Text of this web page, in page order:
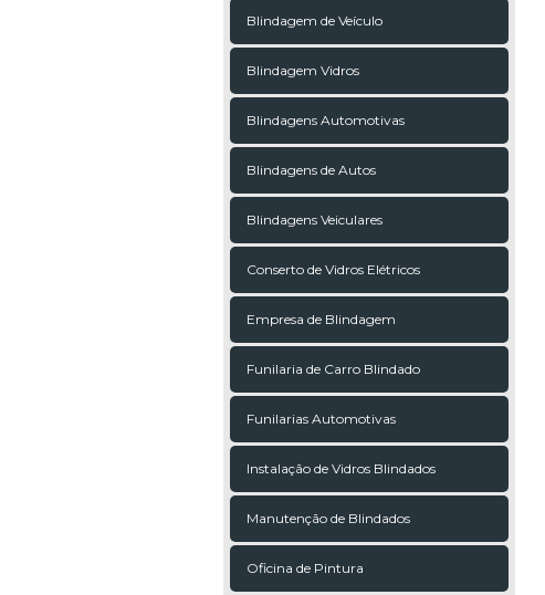
Blindagem de Veículo
Blindagem Vidros
Blindagens Automotivas
Blindagens de Autos
Blindagens Veiculares
Conserto de Vidros Elétricos
Empresa de Blindagem
Funilaria de Carro Blindado
Funilarias Automotivas
Instalação de Vidros Blindados
Manutenção de Blindados
Oficina de Pintura